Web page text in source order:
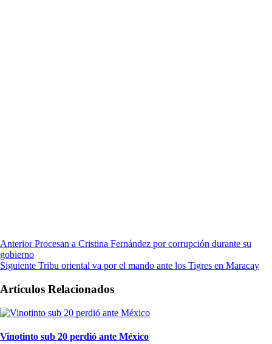
Anterior Procesan a Cristina Fernández por corrupción durante su
gobierno
Siguiente Tribu oriental va por el mando ante los Tigres en Maracay
Artículos Relacionados
Vinotinto sub 20 perdió ante México